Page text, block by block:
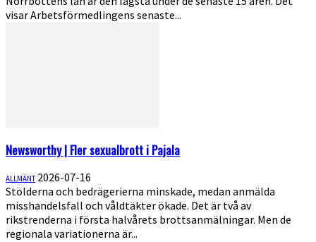
visar Arbetsförmedlingens senaste...
Newsworthy | Fler sexualbrott i Pajala
ALLMÄNT 2026-07-16
Stölderna och bedrägerierna minskade, medan anmälda
misshandelsfall och våldtäkter ökade. Det är två av
rikstrenderna i första halvårets brottsanmälningar. Men de
regionala variationerna är...